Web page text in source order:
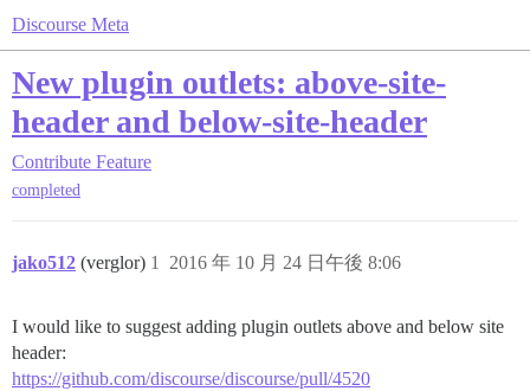
Discourse Meta
New plugin outlets: above-site-
header and below-site-header
Contribute Feature
completed
jako512 (verglor) 2016 年 10 月 24 日午後 8:06
1
I would like to suggest adding plugin outlets above and below site
header:
https://github.com/discourse/discourse/pull/4520